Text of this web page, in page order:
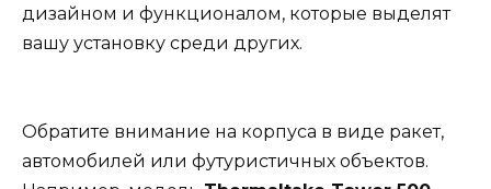
дизайном и функционалом, которые выделят
вашу установку среди других.
Обратите внимание на корпуса в виде ракет,
автомобилей или футуристичных объектов.